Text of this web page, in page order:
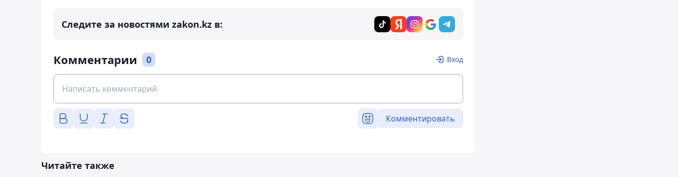
Следите за новостями zakon.kz в:
Комментарии 0 Вход
Комментировать
Читайте также